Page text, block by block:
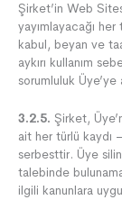
Şirket’in Web
yayımlayacağı
kabul, beyan ve
aykırı kullanım
sorumluluk Üye’ye
3.2.5. Şirket,
ait her türlü kaydı
serbesttir. Üye
talebinde
ilgili kanunlara